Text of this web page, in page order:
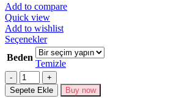
Add to compare
Quick view
Add to wishlist
SeçeneklerBu
ürünün
birden
fazla
varyasyonu
var.
Beden
Temizle
Miktar
Sepete Ekle Buy now